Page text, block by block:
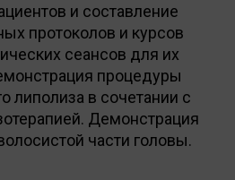
и составление
протоколов и курсов
сеансов для их
процедуры
липолиза в сочетании с
Демонстрация
части головы.